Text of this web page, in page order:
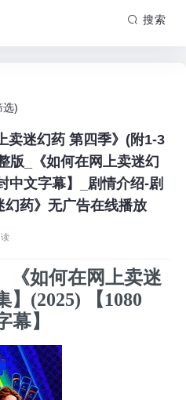
搜索
选)
卖迷幻药 第四季》(附1-3
版_《如何在网上卖迷幻
中文字幕】_剧情介绍-剧
药》无广告在线播放
《如何在网上卖迷
】(2025) 【1080
幕】